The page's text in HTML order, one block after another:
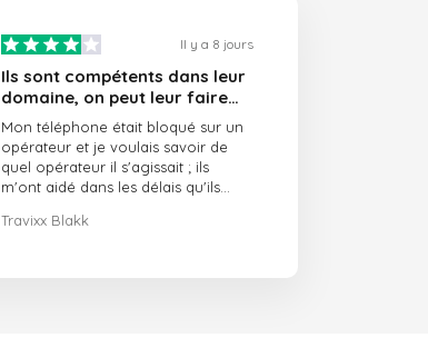
Il y a 8 jours
Ils sont compétents dans leur
domaine, on peut leur faire
confiance et ils sont toujours
ponctuels
Mon téléphone était bloqué sur un
opérateur et je voulais savoir de
quel opérateur il s'agissait ; ils
m'ont aidé dans les délais qu'ils
Travixx Blakk